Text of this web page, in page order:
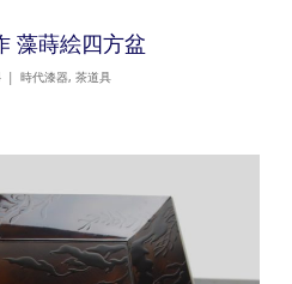
藻蒔絵四方盆
時代漆器, 茶道具